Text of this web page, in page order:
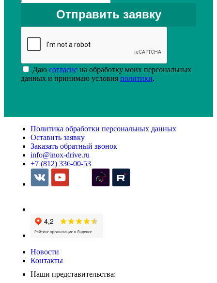
Даю согласие на обработку моих персональных
данных и принимаю условия политики.
Политика обработки персональных данных
Оставить заявку
Заказать обратный звонок
info@inox-drive.ru
+7 (812) 336-00-53
Новости
Контакты
Наши представительства: